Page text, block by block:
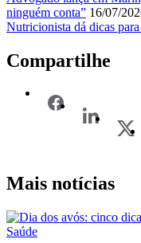
ninguém conta” 16/07/
Nutricionista dá dicas
Compartilhe
Mais notícias
Saúde